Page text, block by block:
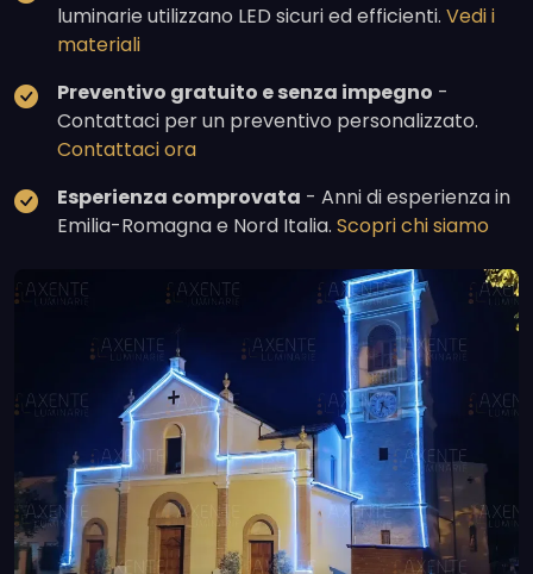
luminarie utilizzano LED sicuri ed efficienti. Vedi i
materiali
Preventivo gratuito e senza impegno -
Contattaci per un preventivo personalizzato.
Contattaci ora
Esperienza comprovata - Anni di esperienza in
Emilia-Romagna e Nord Italia. Scopri chi siamo